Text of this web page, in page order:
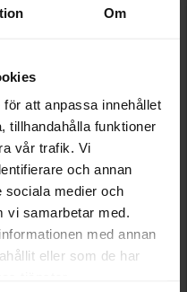
Om
att anpassa innehållet
tillhandahålla funktioner
vår trafik. Vi
och annan
sociala medier och
vi samarbetar med.
med annan
eller som de har
by Schalins
Gold
(H)